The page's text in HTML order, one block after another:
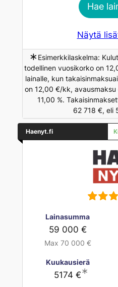
Hae
Näytä
∗ Esimerkkilaskelma:
todellinen vuosikorko on
lainalle, kun
on 12,00 €/kk,
11,00 %.
62 718 €, eli
Haenyt.fi
Lainasumma
59 000 €
Max 70 000 €
Kuukausierä
5174 €∗